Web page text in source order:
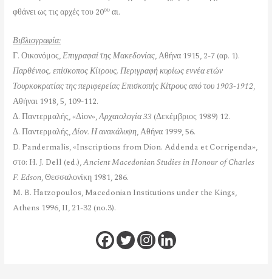
φθάνει ως τις αρχές του 20ουαι.
Βιβλιογραφία:
Γ. Οικονόμος,Επιγραφαί της Μακεδονίας, Αθήνα 1915, 2-7 (αρ. 1).
Παρθένιος, επίσκοπος Κίτρους, Περιγραφή κυρίως εννέα ετών
Τουρκοκρατίας της περιφερείας Επισκοπής Κίτρους από του 1903-1912,
Αθήναι 1918, 5, 109-112.
Δ. Παντερμαλής, «Δίον»,Αρχαιολογία 33 (Δεκέμβριος 1989) 12.
Δ. Παντερμαλής,Δίον. Η ανακάλυψη, Αθήνα 1999, 56.
D. Pandermalis, «Inscriptions from Dion. Addenda et Corrigenda»,
στο: H. J. Dell (ed.),Ancient Macedonian Studies in Honour of Charles
F. Edson, Θεσσαλονίκη 1981, 286.
M. B. Ηatzopoulos, Macedonian Institutions under the Kings,
Athens 1996, II, 21-32 (no.3).